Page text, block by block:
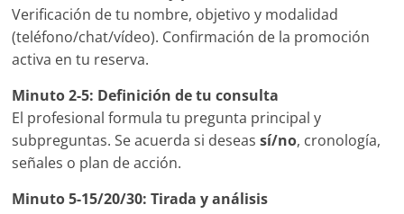
Verificación de tu nombre, objetivo y modalidad
(teléfono/chat/vídeo). Confirmación de la promoción
activa en tu reserva.
Minuto 2-5: Definición de tu consulta
El profesional formula tu pregunta principal y
subpreguntas. Se acuerda si deseassí/no, cronología,
señales o plan de acción.
Minuto 5-15/20/30: Tirada y análisis